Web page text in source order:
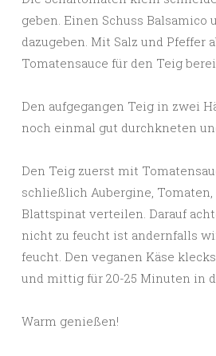
geben. Einen Schuss Balsamico
dazugeben. Mit Salz und Pfeffer
Tomatensauce für den Teig
Den aufgegangen Teig in zwei
noch einmal gut durchkneten
Den Teig zuerst mit
schließlich Aubergine, Tomaten,
Blattspinat verteilen. Darauf
nicht zu feucht ist andernfalls
feucht. Den veganen Käse
und mittig für 20-25 Minuten in
Warm genießen!